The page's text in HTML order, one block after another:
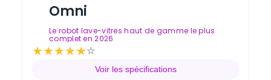
Omni
Le robot lave-vitres haut de gamme le plus
complet en 2026
★★★★★☆
Note de 4.8 sur 5
Voir les spécifications